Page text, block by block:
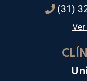
(31)